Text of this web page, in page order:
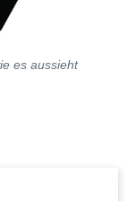
es aussieht